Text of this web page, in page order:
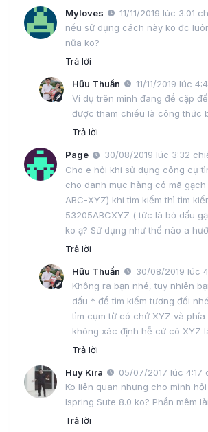
Myloves
11/11/2019 lúc 3:01
nếu sử dụng cách này ko đc
nữa ko?
Trả lời
Hữu Thuần
11/11/2019 lúc
Ví dụ trên mình đang đề cập
được tham chiếu là công thức
Trả lời
Page
30/08/2019 lúc 3:32
Cho e hỏi khi sử dụng công cụ
cho danh mục hàng có mã
ABC-XYZ) khi tìm kiếm thì tìm
53205ABCXYZ ( tức là bỏ dấu
ko ạ? Sử dụng như thế nào a
Trả lời
Hữu Thuần
30/08/2019 lúc
Không ra bạn nhé, tuy nhiên
dấu * để tìm kiếm tương đối
tìm cụm từ có chứ XYZ và
không xác định hễ cứ có XYZ
Trả lời
Huy Kira
05/07/2017 lúc 4:17
Ko liên quan nhưng cho mình
Ispring Sute 8.0 ko? Phần mêm
Trả lời